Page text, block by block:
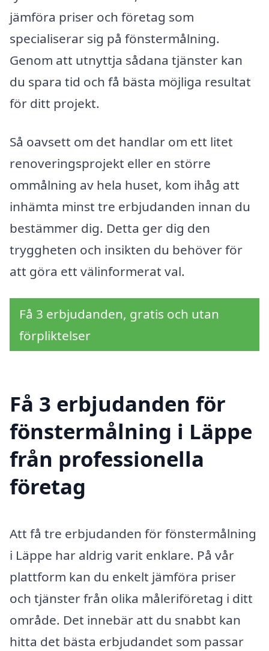
jämföra priser och företag som
specialiserar sig på fönstermålning.
Genom att utnyttja sådana tjänster kan
du spara tid och få bästa möjliga resultat
för ditt projekt.
Så oavsett om det handlar om ett litet
renoveringsprojekt eller en större
ommålning av hela huset, kom ihåg att
inhämta minst tre erbjudanden innan du
bestämmer dig. Detta ger dig den
tryggheten och insikten du behöver för
att göra ett välinformerat val.
Få 3 erbjudanden, gratis och utan
förpliktelser
Få 3 erbjudanden för
fönstermålning i Läppe
från professionella
företag
Att få tre erbjudanden för fönstermålning
i Läppe har aldrig varit enklare. På vår
plattform kan du enkelt jämföra priser
och tjänster från olika måleriföretag i ditt
område. Det innebär att du snabbt kan
hitta det bästa erbjudandet som passar